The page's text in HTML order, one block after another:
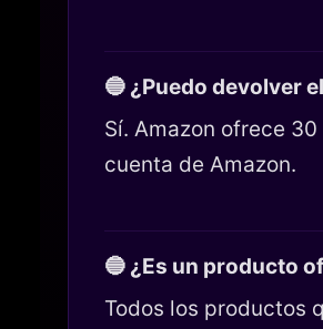
🔵 ¿Puedo devolver
Sí. Amazon ofrece
cuenta de Amazon.
🔵 ¿Es un producto
Todos los productos